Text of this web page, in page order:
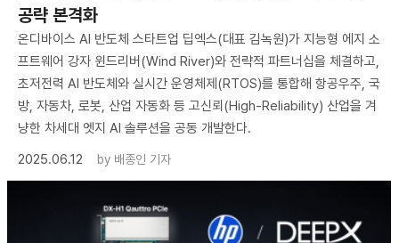
공략 본격화
온디바이스 AI 반도체 스타트업 딥엑스(대표 김녹원)가 지능형 에지 소
프트웨어 강자 윈드리버(Wind River)와 전략적 파트너십을 체결하고,
초저전력 AI 반도체와 실시간 운영체제(RTOS)를 통합해 항공우주, 국
방, 자동차, 로봇, 산업 자동화 등 고신뢰(High-Reliability) 산업을 겨
냥한 차세대 엣지 AI 솔루션을 공동 개발한다.
2025.06.12
by 배종인 기자